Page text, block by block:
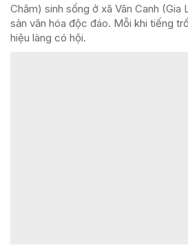
Chăm) sinh sống ở xã Vân Canh (Gia
sản văn hóa độc đáo. Mỗi khi tiếng
hiệu làng có hội.